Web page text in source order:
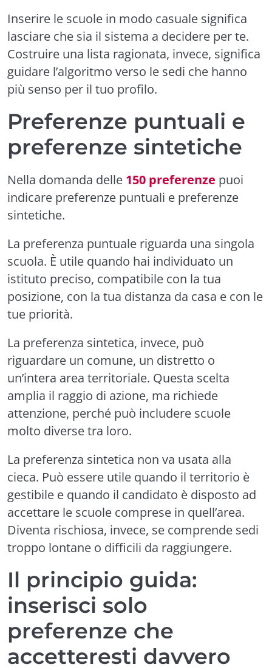
Inserire le scuole in modo casuale significa
lasciare che sia il sistema a decidere per te.
Costruire una lista ragionata, invece, significa
guidare l’algoritmo verso le sedi che hanno
più senso per il tuo profilo.
Preferenze puntuali e
preferenze sintetiche
Nella domanda delle 150 preferenze puoi
indicare preferenze puntuali e preferenze
sintetiche.
La preferenza puntuale riguarda una singola
scuola. È utile quando hai individuato un
istituto preciso, compatibile con la tua
posizione, con la tua distanza da casa e con le
tue priorità.
La preferenza sintetica, invece, può
riguardare un comune, un distretto o
un’intera area territoriale. Questa scelta
amplia il raggio di azione, ma richiede
attenzione, perché può includere scuole
molto diverse tra loro.
La preferenza sintetica non va usata alla
cieca. Può essere utile quando il territorio è
gestibile e quando il candidato è disposto ad
accettare le scuole comprese in quell’area.
Diventa rischiosa, invece, se comprende sedi
troppo lontane o difficili da raggiungere.
Il principio guida:
inserisci solo
preferenze che
accetteresti davvero